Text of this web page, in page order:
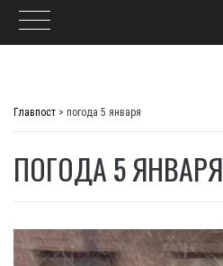
Главпост > погода 5 января
ПОГОДА 5 ЯНВАРЯ